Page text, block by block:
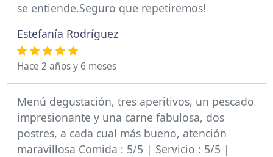
se entiende.Seguro que repetiremos!
Estefanía Rodríguez
Hace 2 años y 6 meses
Menú degustación, tres aperitivos, un pescado
impresionante y una carne fabulosa, dos
postres, a cada cual más bueno, atención
maravillosa Comida : 5/5 | Servicio : 5/5 |